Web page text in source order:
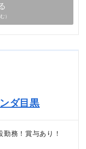
）
ダ目黒
勤務！賞与あり！